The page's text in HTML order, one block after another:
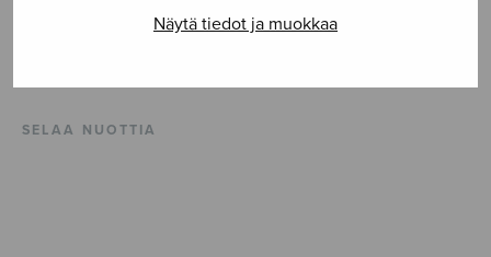
Näytä tiedot ja muokkaa
ISMN 979-0-55013-917-6
SELAA NUOTTIA